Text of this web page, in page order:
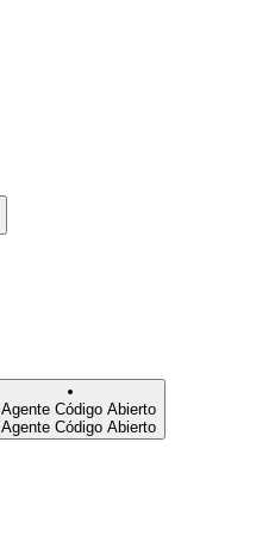
Agente Código Abierto
Agente Código Abierto